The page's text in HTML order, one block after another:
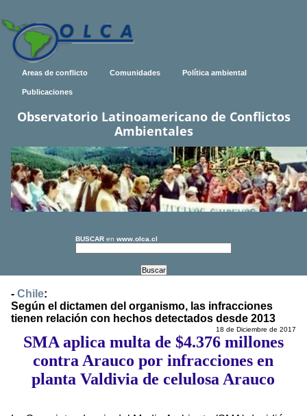
Areas de conflicto Comunidades Política ambiental
Publicaciones
Observatorio Latinoamericano de Conflictos
Ambientales
BUSCAR en www.olca.cl
- Chile:
Según el dictamen del organismo, las infracciones
tienen relación con hechos detectados desde 2013
18 de Diciembre de 2017
SMA aplica multa de $4.376 millones
contra Arauco por infracciones en
planta Valdivia de celulosa Arauco